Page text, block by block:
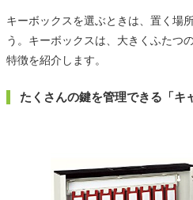
キーボックスを選ぶときは、置く場
う。キーボックスは、大きくふたつ
特徴を紹介します。
たくさんの鍵を管理できる「キ